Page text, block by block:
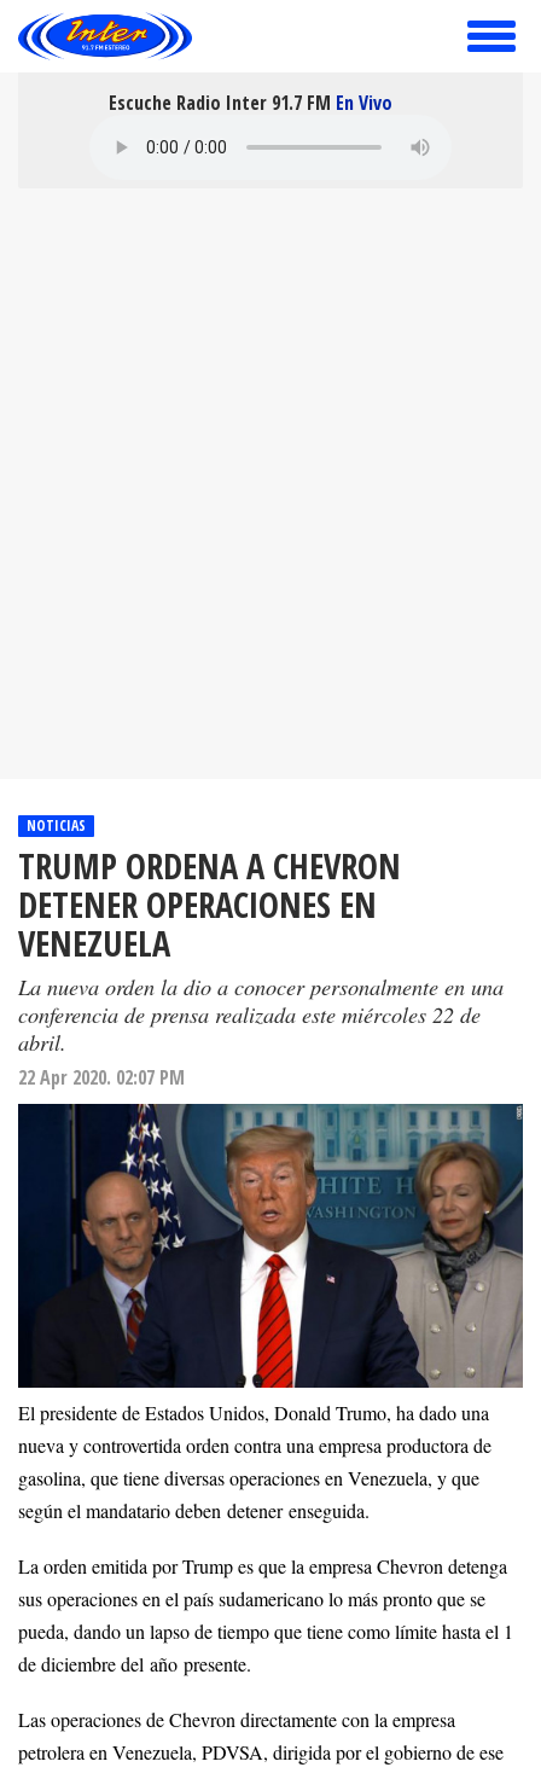
toggle
Escuche Radio Inter 91.7 FM En Vivo
NOTICIAS
TRUMP ORDENA A CHEVRON
DETENER OPERACIONES EN
VENEZUELA
La nueva orden la dio a conocer personalmente en una
conferencia de prensa realizada este miércoles 22 de
abril.
22 Apr 2020. 02:07 PM
El presidente de Estados Unidos, Donald Trumo, ha dado una
nueva y controvertida orden contra una empresa productora de
gasolina, que tiene diversas operaciones en Venezuela, y que
según el mandatario deben detener enseguida.
La orden emitida por Trump es que la empresa Chevron detenga
sus operaciones en el país sudamericano lo más pronto que se
pueda, dando un lapso de tiempo que tiene como límite hasta el 1
de diciembre del año presente.
Las operaciones de Chevron directamente con la empresa
petrolera en Venezuela, PDVSA, dirigida por el gobierno de ese